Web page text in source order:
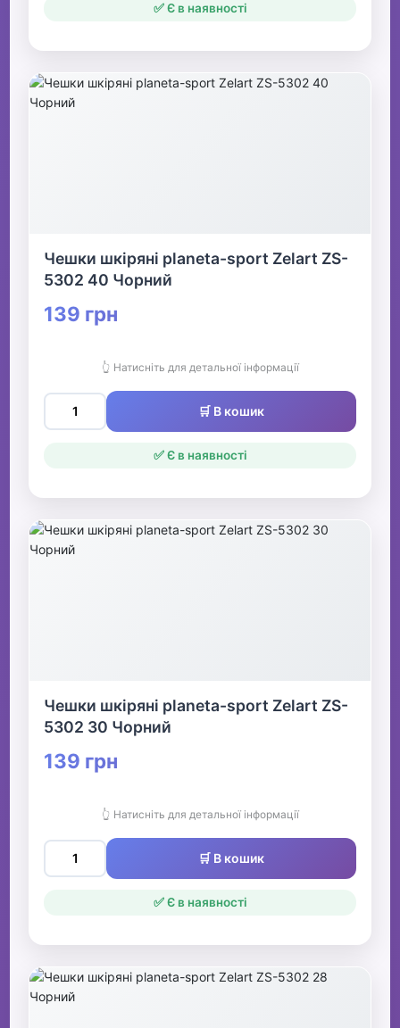
✅ Є в наявності
Чешки шкіряні planeta-sport Zelart ZS-
5302 40 Чорний
139 грн
👆 Натисніть для детальної інформації
🛒 В кошик
✅ Є в наявності
Чешки шкіряні planeta-sport Zelart ZS-
5302 30 Чорний
139 грн
👆 Натисніть для детальної інформації
🛒 В кошик
✅ Є в наявності